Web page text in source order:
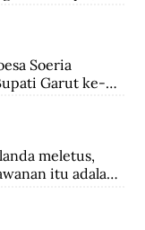
yang
di depan
dalam
merasa
perundingan
Soeria
Garut ke-6
Soeria
Rakyat
Negara
meletus,
itu adalah
orang sipil